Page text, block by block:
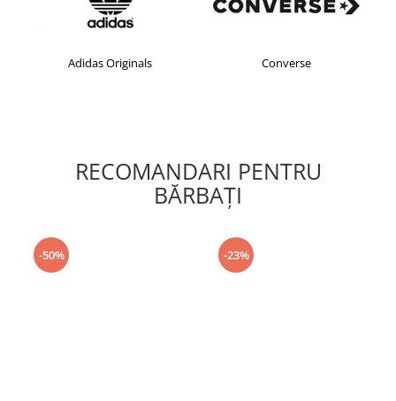
Adidas Originals Converse
RECOMANDARI PENTRU
BĂRBAŢI
-50% -23%